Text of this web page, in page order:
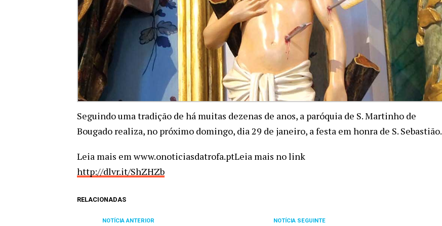
Seguindo uma tradição de há muitas dezenas de anos, a paróquia de S. Martinho de
Bougado realiza, no próximo domingo, dia 29 de janeiro, a festa em honra de S. Sebastião.
Leia mais em www.onoticiasdatrofa.ptLeia mais no link
http://dlvr.it/ShZHZb
RELACIONADAS
NOTÍCIA SEGUINTE
NOTÍCIA ANTERIOR